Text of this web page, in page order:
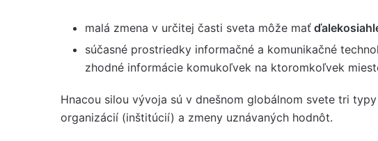
malá zmena v určitej časti sveta môže mať
súčasné prostriedky informačné a komunikačné
zhodné informácie komukoľvek na ktoromkoľvek
Hnacou silou vývoja sú v dnešnom globálnom svete tri
organizácií (inštitúcií) a zmeny uznávaných hodnôt.